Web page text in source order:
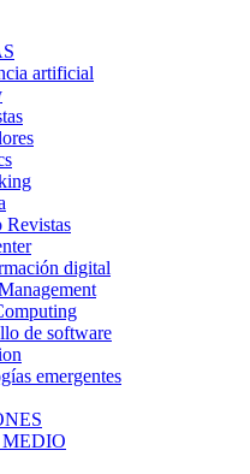
artificial
digital
de software
emergentes